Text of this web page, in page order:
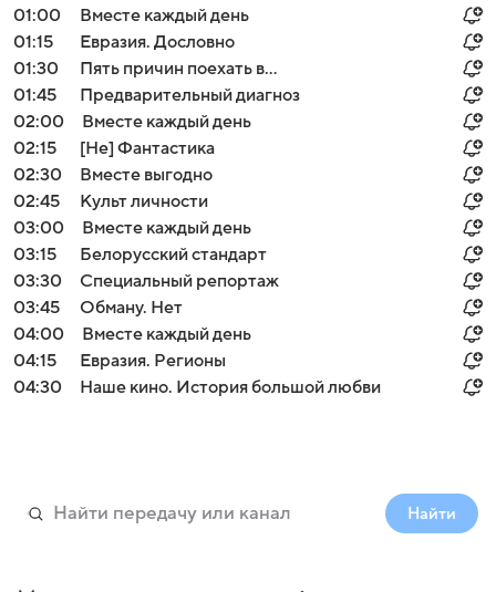
01:00
Вместе каждый день
01:15
Евразия. Дословно
01:30
Пять причин поехать в...
01:45
Предварительный диагноз
02:00
Вместе каждый день
02:15
[Не] Фантастика
02:30
Вместе выгодно
02:45
Культ личности
03:00
Вместе каждый день
03:15
Белорусский стандарт
03:30
Специальный репортаж
03:45
Обману. Нет
04:00
Вместе каждый день
04:15
Евразия. Регионы
04:30
Наше кино. История большой любви
Найти